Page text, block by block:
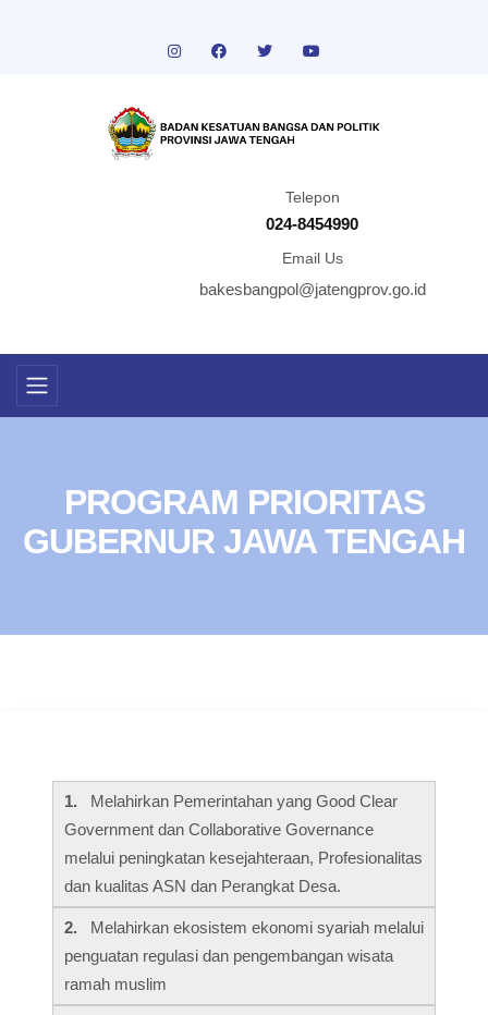
Telepon
024-8454990
Email Us
bakesbangpol@jatengprov.go.id
PROGRAM PRIORITAS
GUBERNUR JAWA TENGAH
1. Melahirkan Pemerintahan yang Good Clear
Government dan Collaborative Governance
melalui peningkatan kesejahteraan, Profesionalitas
dan kualitas ASN dan Perangkat Desa.
2. Melahirkan ekosistem ekonomi syariah melalui
penguatan regulasi dan pengembangan wisata
ramah muslim